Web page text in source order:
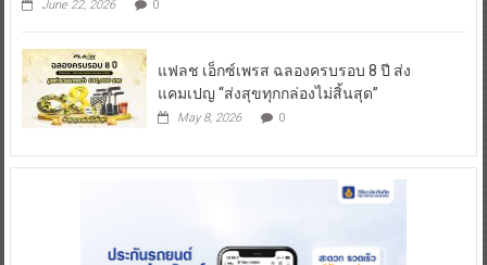
June 22, 2026 0
แฟลช เอ็กซ์เพรส ฉลองครบรอบ 8 ปี ส่ง
แคมเปญ “ส่งสุขทุกกล่องไม่สิ้นสุด”
May 8, 2026 0